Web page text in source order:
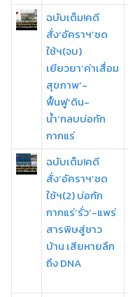
ฉบับเต็ม!คดี
สั่ง‘อัคราฯ’ชด
ใช้ฯ(จบ)
เยียวยา‘ค่าเสื่อม
สุขภาพ’-
ฟื้นฟู‘ดิน-
น้ำ’กลบบ่อกัก
กากแร่
ฉบับเต็ม!คดี
สั่ง‘อัคราฯ’ชด
ใช้ฯ(2) บ่อกัก
กากแร่‘รั่ว’-แพร่
สารพิษสู่ชาว
บ้าน เสียหายลึก
ถึง DNA